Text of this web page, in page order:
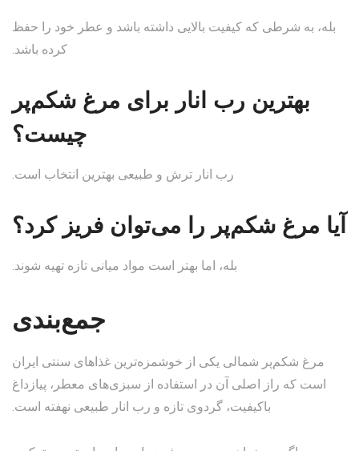
بله، به شرطی که کیفیت بالایی داشته باشد و عطر خود را حفظ
کرده باشد.
بهترین رب انار برای مرغ شکم‌پر
چیست؟
رب انار ترش و طبیعی بهترین انتخاب است.
آیا مرغ شکم‌پر را می‌توان فریز کرد؟
بله، اما بهتر است مواد میانی تازه تهیه شوند.
جمع‌بندی
مرغ شکم‌پر شمالی یکی از خوشمزه‌ترین غذاهای سنتی ایران
است که راز اصلی آن در استفاده از سبزی‌های معطر، پیازداغ
باکیفیت، گردوی تازه و رب انار طبیعی نهفته است.